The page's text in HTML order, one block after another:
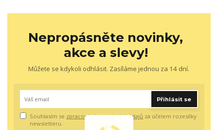
Nepropásněte novinky,
akce a slevy!
Můžete se kdykoli odhlásit. Zasíláme jednou za 14 dní.
Přihlásit se
Souhlasím se zpracováním osobních údajů za účelem rozesílky
newsletteru.